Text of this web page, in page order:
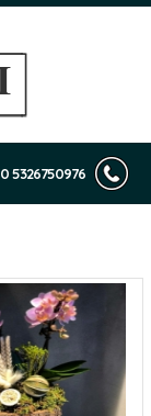
0 5326750976